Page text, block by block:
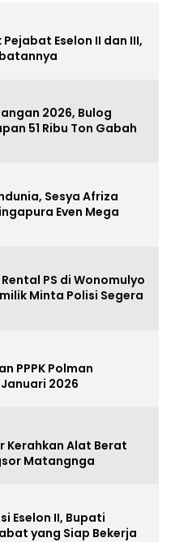
Eselon II dan III,
2026, Bulog
51 Ribu Ton Gabah
Sesya Afriza
Even Mega
PS di Wonomulyo
Minta Polisi Segera
PPPK Polman
2026
Kerahkan Alat Berat
Matangnga
Eselon II, Bupati
yang Siap Bekerja